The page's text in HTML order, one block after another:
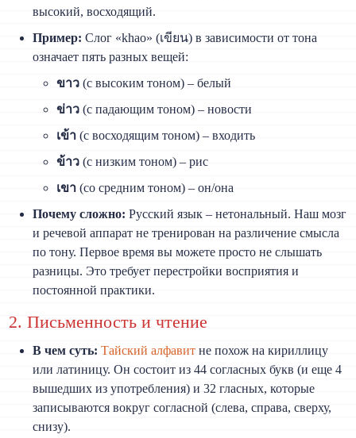
высокий, восходящий.
Пример: Слог «khao» (เขียน) в зависимости от тона
означает пять разных вещей:
ขาว (с высоким тоном) – белый
ข่าว (с падающим тоном) – новости
เข้า (с восходящим тоном) – входить
ข้าว (с низким тоном) – рис
เขา (со средним тоном) – он/она
Почему сложно: Русский язык – нетональный. Наш мозг
и речевой аппарат не тренирован на различение смысла
по тону. Первое время вы можете просто не слышать
разницы. Это требует перестройки восприятия и
постоянной практики.
2. Письменность и чтение
В чем суть: Тайский алфавит не похож на кириллицу
или латиницу. Он состоит из 44 согласных букв (и еще 4
вышедших из употребления) и 32 гласных, которые
записываются вокруг согласной (слева, справа, сверху,
снизу).